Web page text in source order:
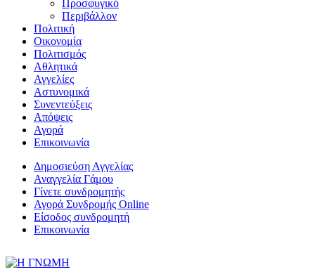
Προσφυγικό
Περιβάλλον
Πολιτική
Οικονομία
Πολιτισμός
Αθλητικά
Αγγελίες
Αστυνομικά
Συνεντεύξεις
Απόψεις
Αγορά
Επικοινωνία
Δημοσιεύση Αγγελίας
Αναγγελία Γάμου
Γίνετε συνδρομητής
Αγορά Συνδρομής Online
Είσοδος συνδρομητή
Επικοινωνία